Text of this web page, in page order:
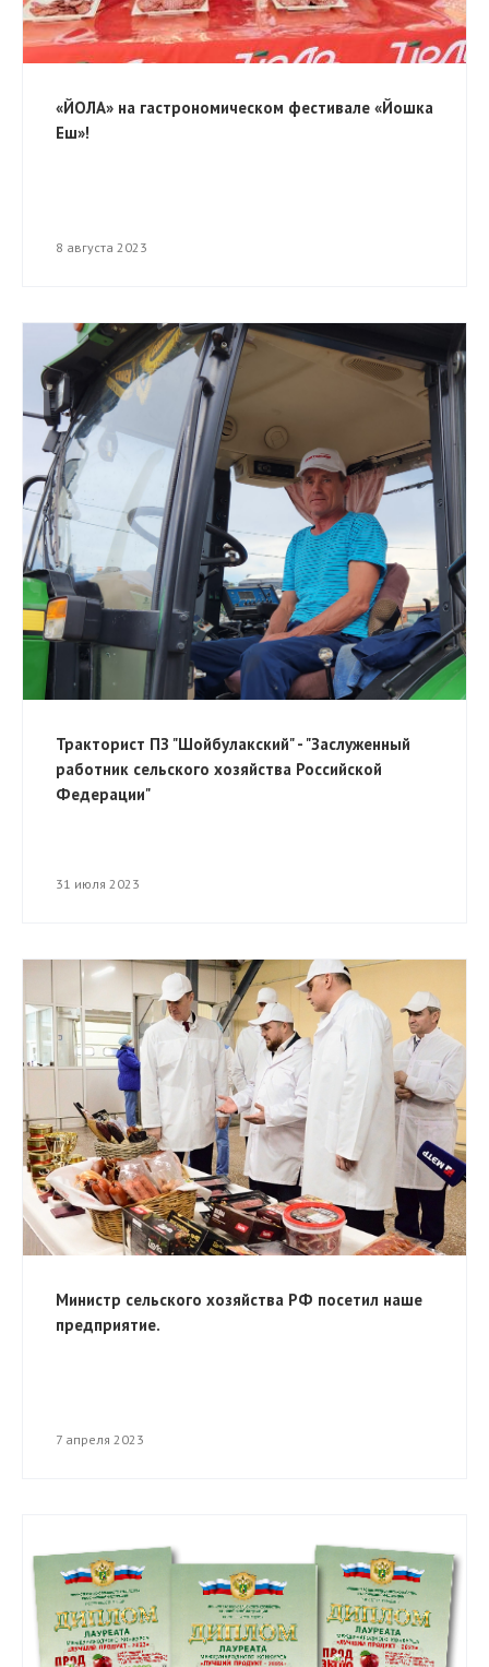
«ЙОЛА» на гастрономическом фестивале «Йошка
Еш»!
8 августа 2023
Тракторист ПЗ "Шойбулакский" - "Заслуженный
работник сельского хозяйства Российской
Федерации"
31 июля 2023
Министр сельского хозяйства РФ посетил наше
предприятие.
7 апреля 2023